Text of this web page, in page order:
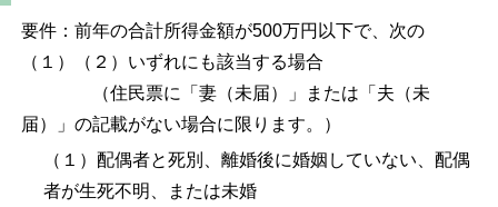
要件：前年の合計所得金額が500万円以下で、次の
（１）（２）いずれにも該当する場合
（住民票に「妻（未届）」または「夫（未
届）」の記載がない場合に限ります。）
（１）配偶者と死別、離婚後に婚姻していない、配偶
者が生死不明、または未婚